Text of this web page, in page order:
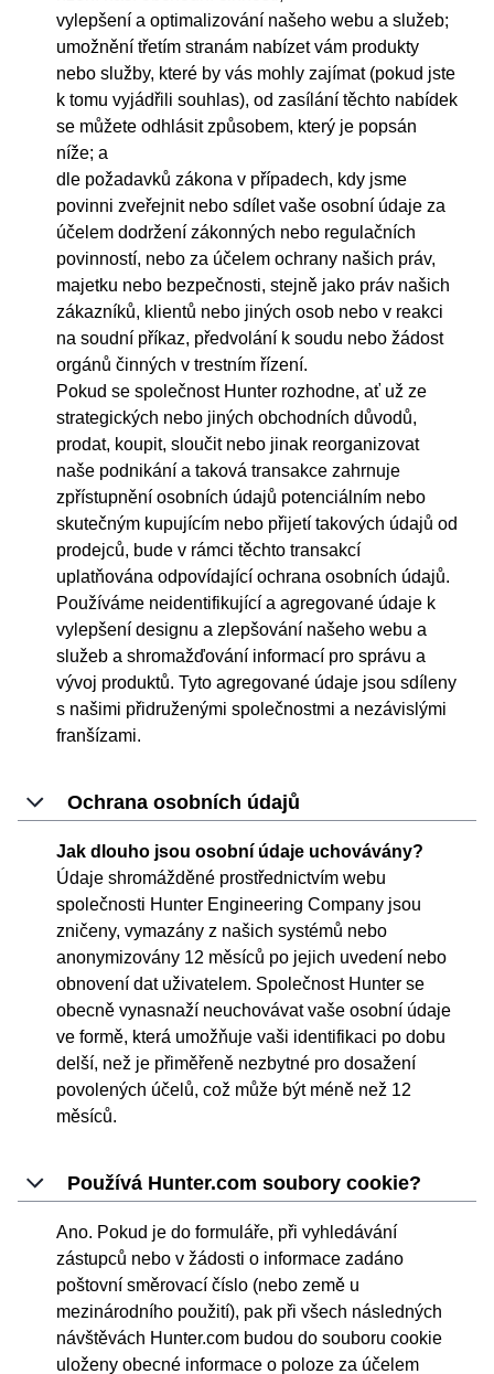
vylepšení a optimalizování našeho webu a služeb;
umožnění třetím stranám nabízet vám produkty
nebo služby, které by vás mohly zajímat (pokud jste
k tomu vyjádřili souhlas), od zasílání těchto nabídek
se můžete odhlásit způsobem, který je popsán
níže; a
dle požadavků zákona v případech, kdy jsme
povinni zveřejnit nebo sdílet vaše osobní údaje za
účelem dodržení zákonných nebo regulačních
povinností, nebo za účelem ochrany našich práv,
majetku nebo bezpečnosti, stejně jako práv našich
zákazníků, klientů nebo jiných osob nebo v reakci
na soudní příkaz, předvolání k soudu nebo žádost
orgánů činných v trestním řízení.
Pokud se společnost Hunter rozhodne, ať už ze
strategických nebo jiných obchodních důvodů,
prodat, koupit, sloučit nebo jinak reorganizovat
naše podnikání a taková transakce zahrnuje
zpřístupnění osobních údajů potenciálním nebo
skutečným kupujícím nebo přijetí takových údajů od
prodejců, bude v rámci těchto transakcí
uplatňována odpovídající ochrana osobních údajů.
Používáme neidentifikující a agregované údaje k
vylepšení designu a zlepšování našeho webu a
služeb a shromažďování informací pro správu a
vývoj produktů. Tyto agregované údaje jsou sdíleny
s našimi přidruženými společnostmi a nezávislými
franšízami.
Ochrana osobních údajů
Jak dlouho jsou osobní údaje uchovávány?
Údaje shromážděné prostřednictvím webu
společnosti Hunter Engineering Company jsou
zničeny, vymazány z našich systémů nebo
anonymizovány 12 měsíců po jejich uvedení nebo
obnovení dat uživatelem. Společnost Hunter se
obecně vynasnaží neuchovávat vaše osobní údaje
ve formě, která umožňuje vaši identifikaci po dobu
delší, než je přiměřeně nezbytné pro dosažení
povolených účelů, což může být méně než 12
měsíců.
Používá Hunter.com soubory cookie?
Ano. Pokud je do formuláře, při vyhledávání
zástupců nebo v žádosti o informace zadáno
poštovní směrovací číslo (nebo země u
mezinárodního použití), pak při všech následných
návštěvách Hunter.com budou do souboru cookie
uloženy obecné informace o poloze za účelem